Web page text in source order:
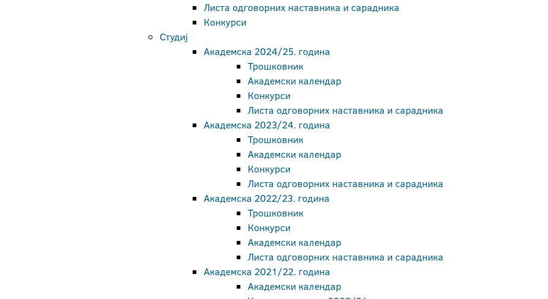
Листа одговорних наставника и сарадника
Конкурси
Студиј
Академска 2024/25. година
Трошковник
Академски календар
Конкурси
Листа одговорних наставника и сарадника
Академска 2023/24. година
Трошковник
Академски календар
Конкурси
Листа одговорних наставника и сарадника
Академска 2022/23. година
Трошковник
Конкурси
Академски календар
Листа одговорних наставника и сарадника
Академска 2021/22. година
Академски календар